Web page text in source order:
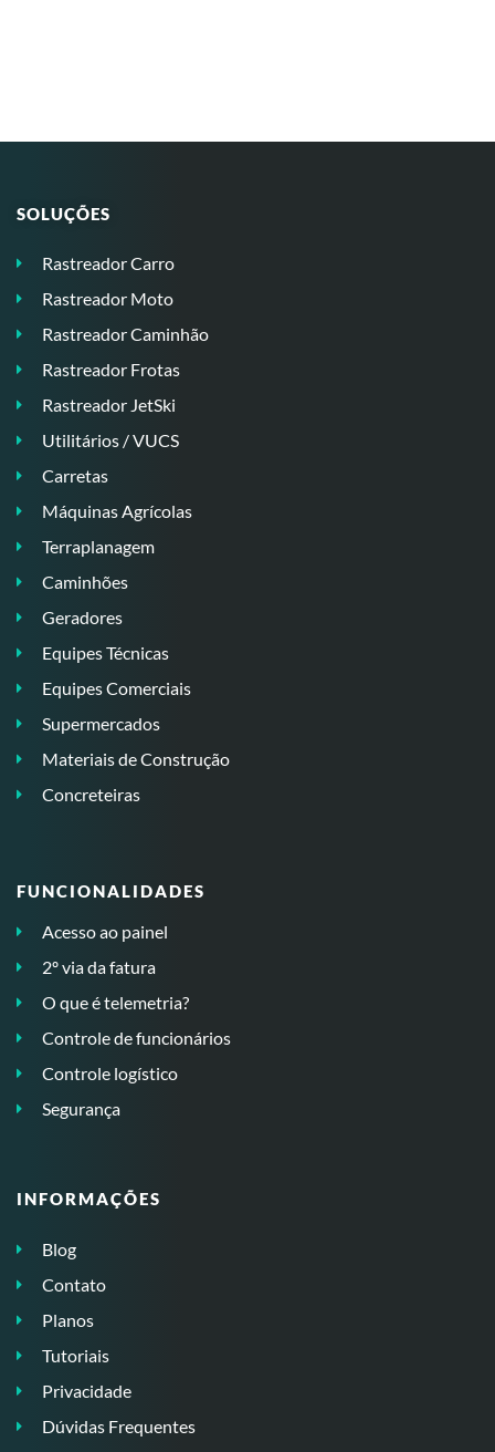
SOLUÇÕES
Rastreador Carro
Rastreador Moto
Rastreador Caminhão
Rastreador Frotas
Rastreador JetSki
Utilitários / VUCS
Carretas
Máquinas Agrícolas
Terraplanagem
Caminhões
Geradores
Equipes Técnicas
Equipes Comerciais
Supermercados
Materiais de Construção
Concreteiras
FUNCIONALIDADES
Acesso ao painel
2º via da fatura
O que é telemetria?
Controle de funcionários
Controle logístico
Segurança
INFORMAÇÕES
Blog
Contato
Planos
Tutoriais
Privacidade
Dúvidas Frequentes